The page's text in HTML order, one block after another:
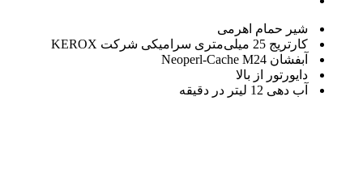
شیر حمام اهرمی
کارتریج 25 میلی‌متری سرامیکی شرکت
آبفشان Neoperl-Cache M24
دایورتور از بالا
آب‌ دهی 12 لیتر در دقیقه